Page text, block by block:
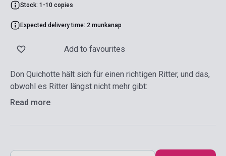
Stock: 1-10 copies
Expected delivery time: 2 munkanap
Add to favourites
Don Quichotte hält sich für einen richtigen Ritter, und das,
obwohl es Ritter längst nicht mehr gibt:
Read more